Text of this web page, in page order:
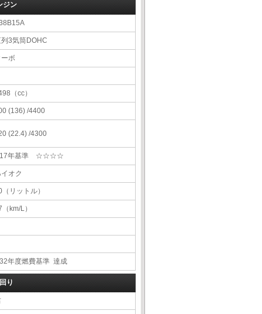
ジン
3気筒DOHC
ーボ
（cc）
(136) /4400
(22.4) /4300
年基準 ☆☆☆☆
オク
（リットル）
（km/L）
年度燃費基準 達成
り